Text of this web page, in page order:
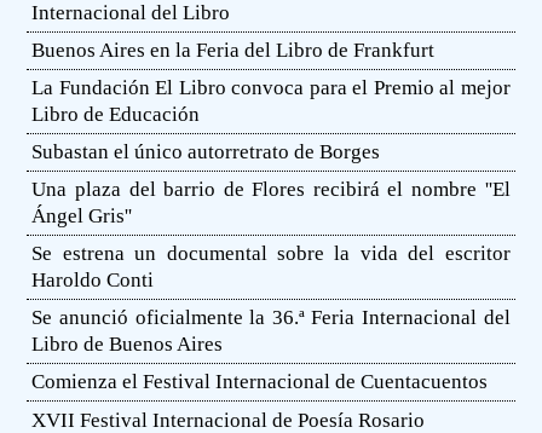
Internacional del Libro
Buenos Aires en la Feria del Libro de Frankfurt
La Fundación El Libro convoca para el Premio al mejor
Libro de Educación
Subastan el único autorretrato de Borges
Una plaza del barrio de Flores recibirá el nombre ''El
Ángel Gris''
Se estrena un documental sobre la vida del escritor
Haroldo Conti
Se anunció oficialmente la 36.ª Feria Internacional del
Libro de Buenos Aires
Comienza el Festival Internacional de Cuentacuentos
XVII Festival Internacional de Poesía Rosario